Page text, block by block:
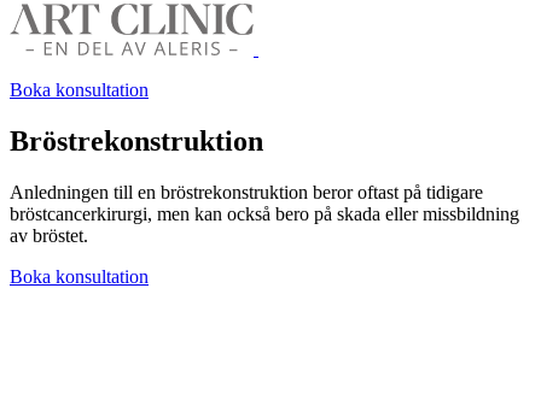
Boka konsultation
Bröstrekonstruktion
Anledningen till en bröstrekonstruktion beror oftast på tidigare
bröstcancerkirurgi, men kan också bero på skada eller missbildning
av bröstet.
Boka konsultation